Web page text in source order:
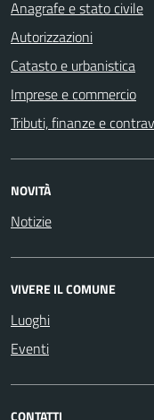
Anagrafe e stato civile
Autorizzazioni
Catasto e urbanistica
Imprese e commercio
Tributi, finanze e
NOVITÀ
Notizie
VIVERE IL COMUNE
Luoghi
Eventi
CONTATTI